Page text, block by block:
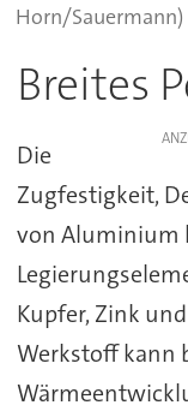
Horn/Sauermann)
Breites
Die
Zugfestigkeit,
von Aluminium
Kupfer, Zink
Werkstoff kann